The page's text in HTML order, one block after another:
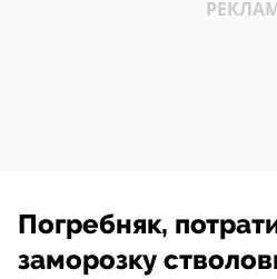
Погребняк,
заморозку